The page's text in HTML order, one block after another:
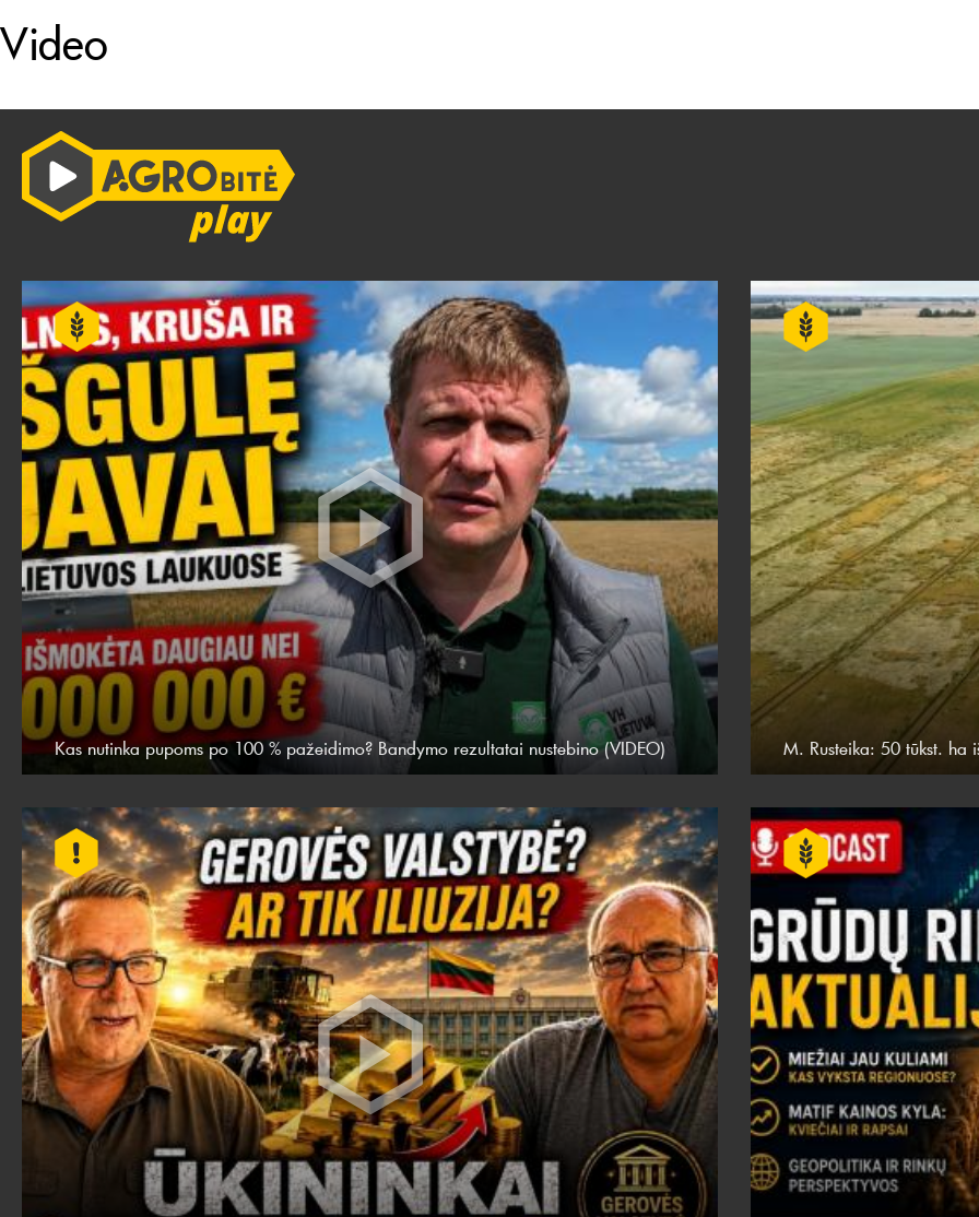
Video
Kas nutinka pupoms po 100 % pažeidimo? Bandymo rezultatai nustebino (VIDEO) M. Rusteika: 50 tūkst. ha